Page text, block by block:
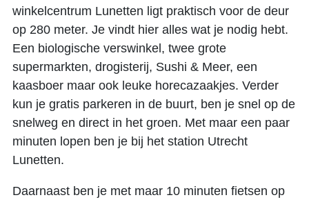
winkelcentrum Lunetten ligt praktisch voor de deur
op 280 meter. Je vindt hier alles wat je nodig hebt.
Een biologische verswinkel, twee grote
supermarkten, drogisterij, Sushi & Meer, een
kaasboer maar ook leuke horecazaakjes. Verder
kun je gratis parkeren in de buurt, ben je snel op de
snelweg en direct in het groen. Met maar een paar
minuten lopen ben je bij het station Utrecht
Lunetten.
Daarnaast ben je met maar 10 minuten fietsen op